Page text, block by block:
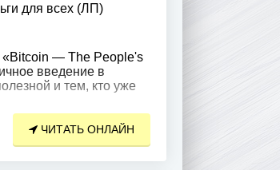
для всех (ЛП)
«Bitcoin — The People's
введение в
и тем, кто уже
ЧИТАТЬ ОНЛАЙН